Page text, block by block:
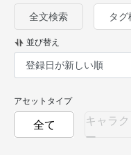
全文検索 タ
並び替え
アセットタイプ
全て
キャラク
ー